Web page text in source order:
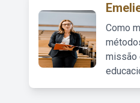
Como
missão